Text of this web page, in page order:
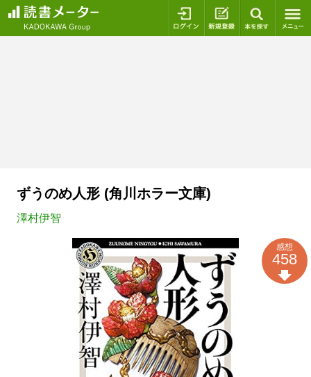
ログイン 新規登録
ずうのめ人形 (角川ホラー文庫)
澤村伊智
感想
458